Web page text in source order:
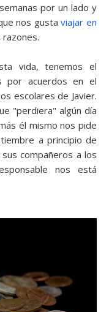
por un lado y
nos gustaviajar en
razones.
vida, tenemos el
por acuerdos en el
escolares de Javier.
"perdiera" algún día
él mismo nos pide
a principio de
compañeros a los
nos está